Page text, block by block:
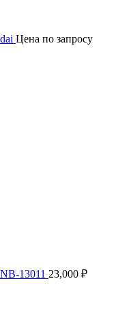
Цена по запросу
13011 23,000 ₽